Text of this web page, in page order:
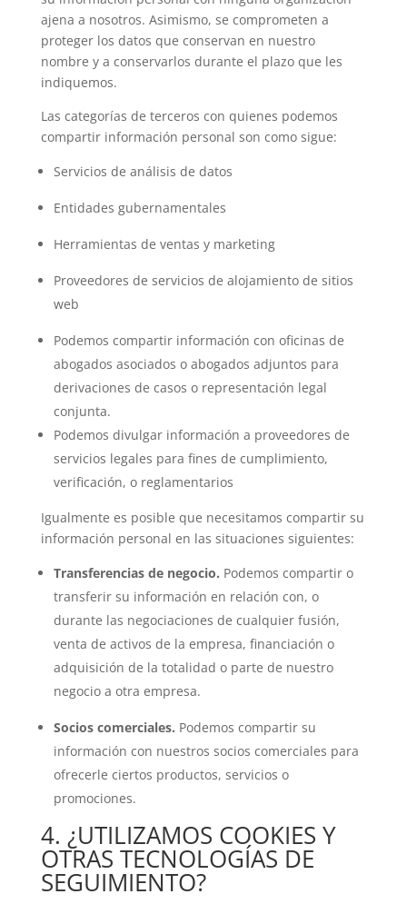
ajena a nosotros. Asimismo, se comprometen a
proteger los datos que conservan en nuestro
nombre y a conservarlos durante el plazo que les
indiquemos.
Las categorías de terceros con quienes podemos
compartir información personal son como sigue:
Servicios de análisis de datos
Entidades gubernamentales
Herramientas de ventas y marketing
Proveedores de servicios de alojamiento de sitios
web
Podemos compartir información con oficinas de
abogados asociados o abogados adjuntos para
derivaciones de casos o representación legal
conjunta.
Podemos divulgar información a proveedores de
servicios legales para fines de cumplimiento,
verificación, o reglamentarios
Igualmente es posible que necesitamos compartir su
información personal en las situaciones siguientes:
Transferencias de negocio. Podemos compartir o
transferir su información en relación con, o
durante las negociaciones de cualquier fusión,
venta de activos de la empresa, financiación o
adquisición de la totalidad o parte de nuestro
negocio a otra empresa.
Socios comerciales. Podemos compartir su
información con nuestros socios comerciales para
ofrecerle ciertos productos, servicios o
promociones.
4. ¿UTILIZAMOS COOKIES Y
OTRAS TECNOLOGÍAS DE
SEGUIMIENTO?